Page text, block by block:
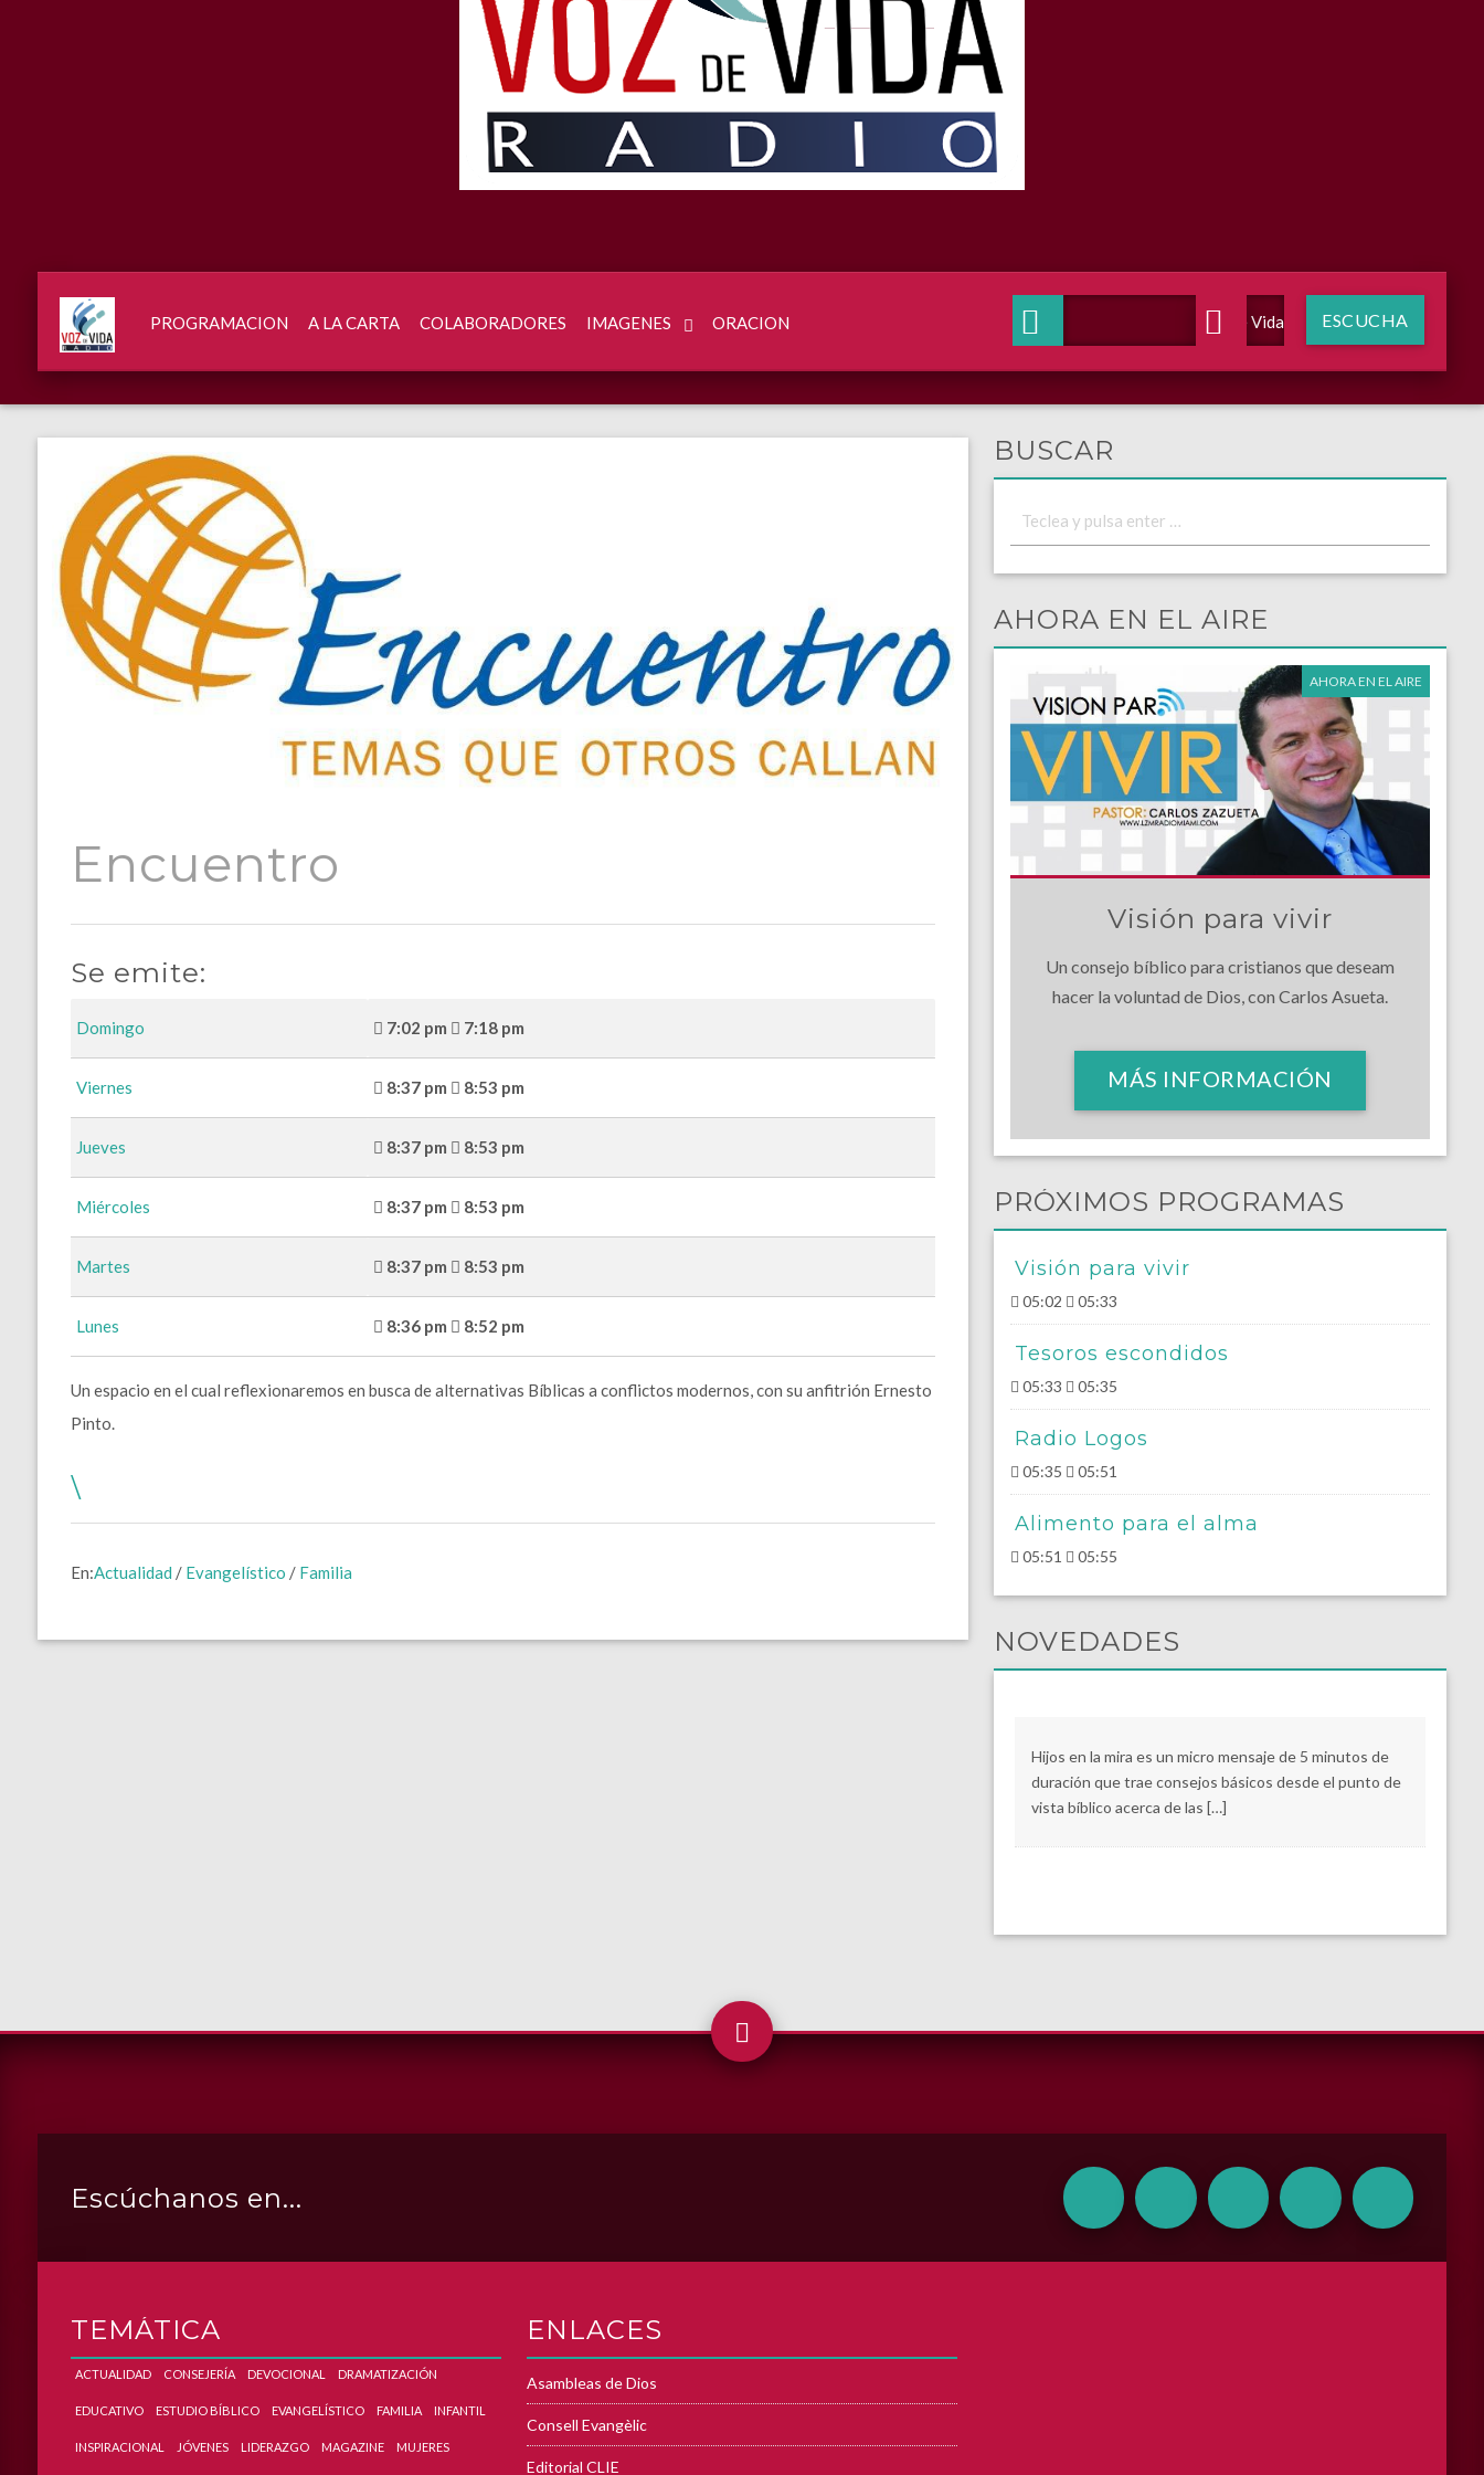
PROGRAMACION A LA CARTA COLABORADORES IMAGENES ORACION Voz de Vida Radio ESCUCHA
Encuentro
Se emite:
Domingo 7:02 pm 7:18 pm
Viernes 8:37 pm 8:53 pm
Jueves 8:37 pm 8:53 pm
Miércoles 8:37 pm 8:53 pm
Martes 8:37 pm 8:53 pm
Lunes 8:36 pm 8:52 pm
Un espacio en el cual reflexionaremos en busca de alternativas Bíblicas a conflictos modernos, con su anfitrión Ernesto
Pinto.
En:Actualidad / Evangelístico / Familia
BUSCAR
AHORA EN EL AIRE
AHORA EN EL AIRE
Visión para vivir
Un consejo bíblico para cristianos que deseam
hacer la voluntad de Dios, con Carlos Asueta.
MÁS INFORMACIÓN
PRÓXIMOS PROGRAMAS
Visión para vivir
05:02 05:33
Tesoros escondidos
05:33 05:35
Radio Logos
05:35 05:51
Alimento para el alma
05:51 05:55
NOVEDADES
Hijos en la mira es un micro mensaje de 5 minutos de
duración que trae consejos básicos desde el punto de
vista bíblico acerca de las […]
Escúchanos en...
TEMÁTICA
ACTUALIDAD CONSEJERÍA DEVOCIONAL DRAMATIZACIÓN
EDUCATIVO ESTUDIO BÍBLICO EVANGELÍSTICO FAMILIA INFANTIL
INSPIRACIONAL JÓVENES LIDERAZGO MAGAZINE MUJERES
ENLACES
Asambleas de Dios
Consell Evangèlic
Editorial CLIE